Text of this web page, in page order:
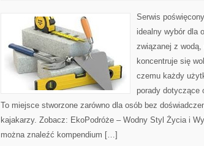
Serwis
idealny wybór dla
związanej z
koncentruje się
czemu każdy
porady dotyczące
To miejsce stworzone zarówno dla osób bez
kajakarzy. Zobacz: EkoPodróże – Wodny Styl Życia i
można znaleźć kompendium […]